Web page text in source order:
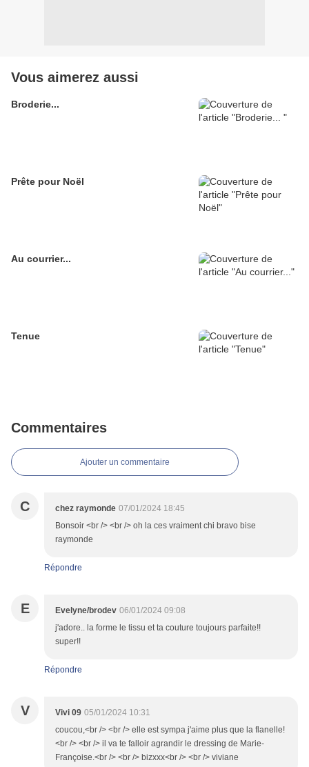
Vous aimerez aussi
Broderie...
Prête pour Noël
Au courrier...
Tenue
Commentaires
Ajouter un commentaire
C chez raymonde 07/01/2024 18:45
Bonsoir <br /> <br /> oh la ces vraiment chi bravo bise
raymonde
Répondre
E Evelyne/brodev 06/01/2024 09:08
j'adore.. la forme le tissu et ta couture toujours parfaite!!
super!!
Répondre
V Vivi 09 05/01/2024 10:31
coucou,<br /> <br /> elle est sympa j'aime plus que la flanelle!
<br /> <br /> il va te falloir agrandir le dressing de Marie-
Françoise.<br /> <br /> bizxxx<br /> <br /> viviane